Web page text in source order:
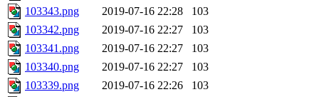
103343.png
2019-07-16 22:28
103
103342.png
2019-07-16 22:27
103
103341.png
2019-07-16 22:27
103
103340.png
2019-07-16 22:27
103
103339.png
2019-07-16 22:26
103